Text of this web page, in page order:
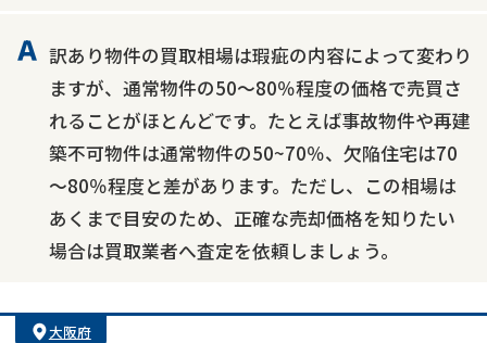
訳あり物件の買取相場は瑕疵の内容によって変わり
ますが、通常物件の50～80％程度の価格で売買さ
れることがほとんどです。たとえば事故物件や再建
築不可物件は通常物件の50~70％、欠陥住宅は70
～80％程度と差があります。ただし、この相場は
あくまで目安のため、正確な売却価格を知りたい
場合は買取業者へ査定を依頼しましょう。
大阪府